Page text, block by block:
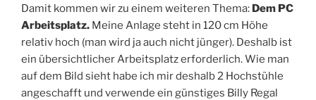
Damit kommen wir zu einem weiteren Thema: Dem PC
Arbeitsplatz. Meine Anlage steht in 120 cm Höhe
relativ hoch (man wird ja auch nicht jünger). Deshalb ist
ein übersichtlicher Arbeitsplatz erforderlich. Wie man
auf dem Bild sieht habe ich mir deshalb 2 Hochstühle
angeschafft und verwende ein günstiges Billy Regal